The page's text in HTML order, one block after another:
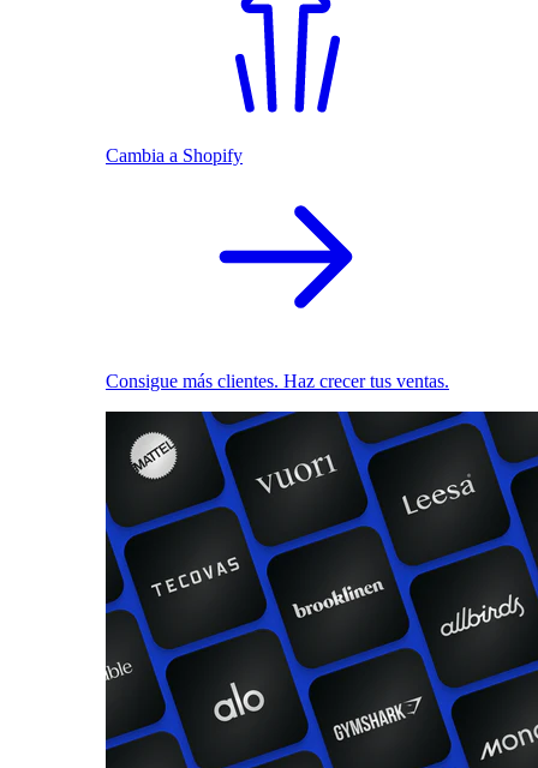
Cambia a Shopify
Consigue más clientes. Haz crecer tus ventas.